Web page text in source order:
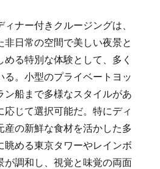
ナー付きクルージングは、
日常の空間で美しい夜景と
る特別な体験として、多く
る。小型のプライベートヨッ
ン船まで多様なスタイルがあ
応じて選択可能だ。特にディ
産の新鮮な食材を活かした多
眺める東京タワーやレインボ
が調和し、視覚と味覚の両面